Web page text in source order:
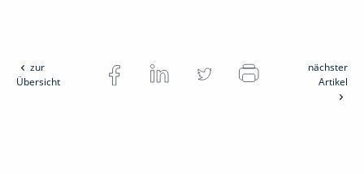
zur
Übersicht
nächster
Artikel